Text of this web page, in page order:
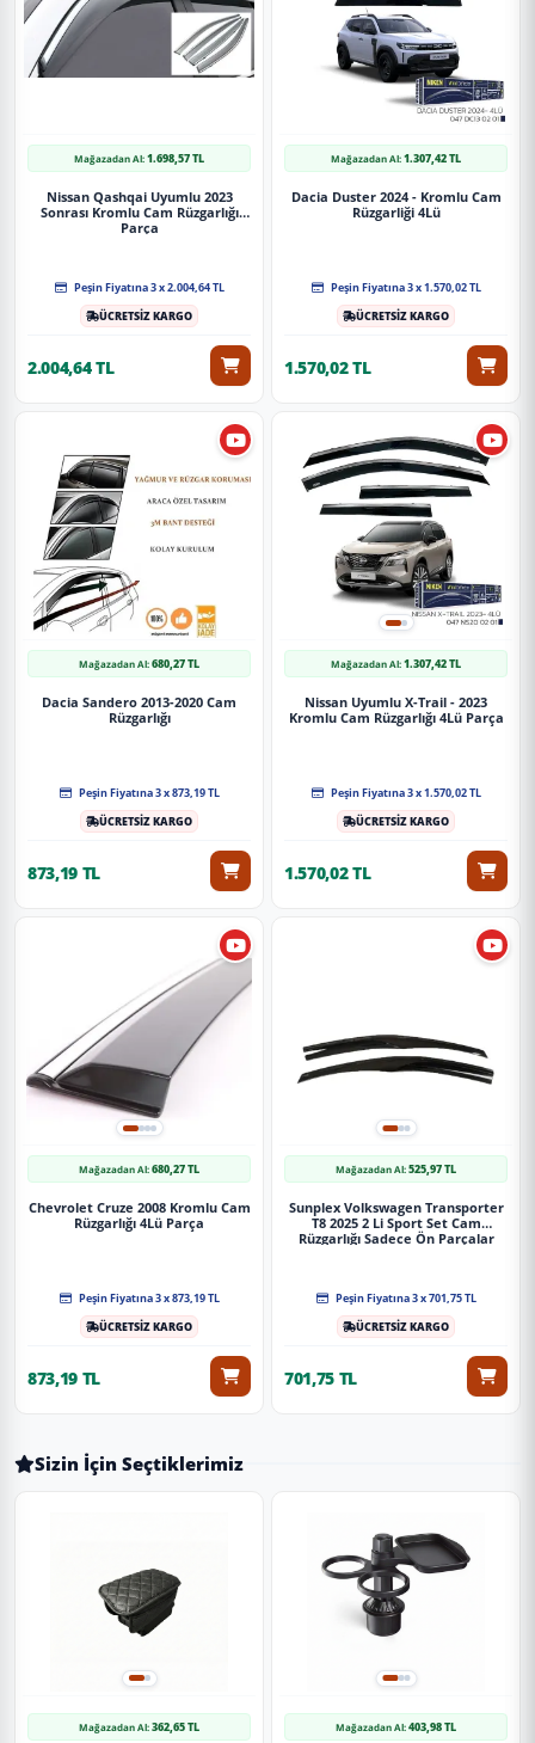
Mağazadan Al:1.698,57 TL
Nissan Qashqai Uyumlu 2023
Sonrası Kromlu Cam Rüzgarlığı
Parça
Peşin Fiyatına 3 x 2.004,64 TL
ÜCRETSİZ KARGO
2.004,64 TL
Mağazadan Al:1.307,42 TL
Dacia Duster 2024 - Kromlu Cam
Rüzgarliği 4Lü
Peşin Fiyatına 3 x 1.570,02 TL
ÜCRETSİZ KARGO
1.570,02 TL
Mağazadan Al:680,27 TL
Dacia Sandero 2013-2020 Cam
Rüzgarlığı
Peşin Fiyatına 3 x 873,19 TL
ÜCRETSİZ KARGO
873,19 TL
Mağazadan Al:1.307,42 TL
Nissan Uyumlu X-Trail - 2023
Kromlu Cam Rüzgarlığı 4Lü Parça
Peşin Fiyatına 3 x 1.570,02 TL
ÜCRETSİZ KARGO
1.570,02 TL
Mağazadan Al:680,27 TL
Chevrolet Cruze 2008 Kromlu Cam
Rüzgarlığı 4Lü Parça
Peşin Fiyatına 3 x 873,19 TL
ÜCRETSİZ KARGO
873,19 TL
Mağazadan Al:525,97 TL
Sunplex Volkswagen Transporter
T8 2025 2 Li Sport Set Cam
Rüzgarlığı Sadece Ön Parçalar
Peşin Fiyatına 3 x 701,75 TL
ÜCRETSİZ KARGO
701,75 TL
Sizin İçin Seçtiklerimiz
Mağazadan Al:362,65 TL Mağazadan Al:403,98 TL